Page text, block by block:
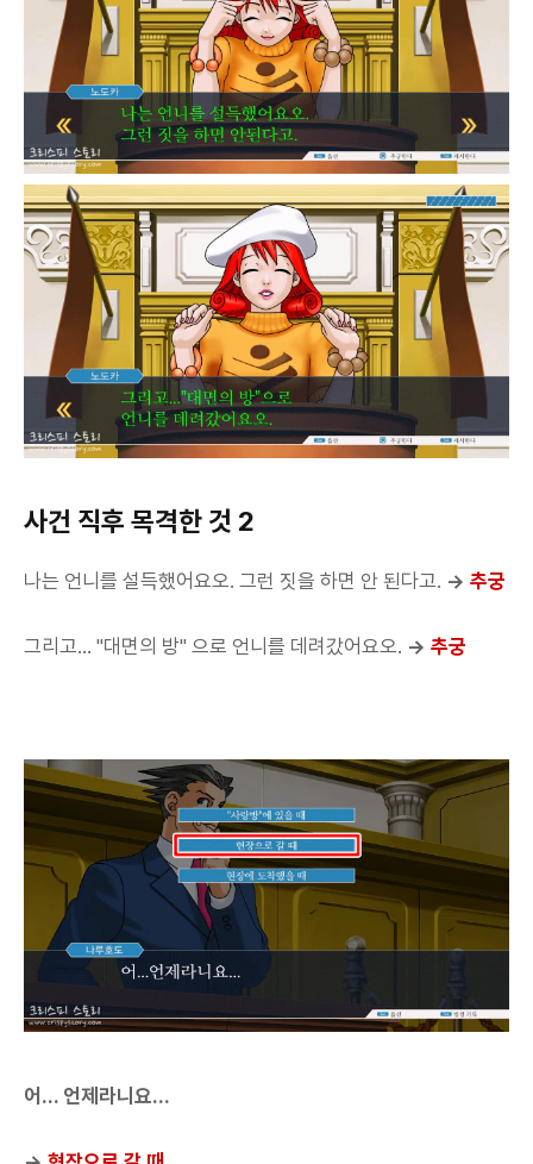
사건 직후 목격한 것 2
나는 언니를 설득했어요오. 그런 짓을 하면 안 된다고. → 추궁
그리고... "대면의 방" 으로 언니를 데려갔어요오. → 추궁
어... 언제라니요...